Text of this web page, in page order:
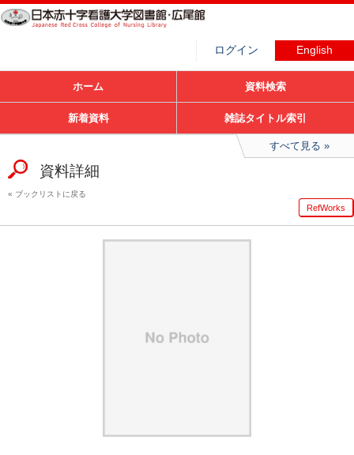
ログイン English
ホーム 資料検索
新着資料 雑誌タイトル索引
すべて見る
資料詳細
ブックリストに戻る
RefWorks